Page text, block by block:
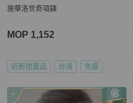
施華洛世奇項鍊
MOP 1,152
近新閒置品 台灣 免運